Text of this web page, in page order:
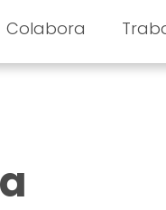
Colabora